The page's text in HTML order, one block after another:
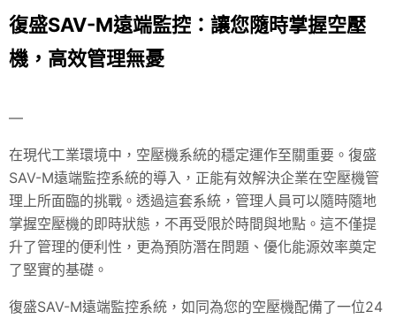
復盛SAV-M遠端監控：讓您隨時掌握空壓
機，高效管理無憂
—
在現代工業環境中，空壓機系統的穩定運作至關重要。復盛
SAV-M遠端監控系統的導入，正能有效解決企業在空壓機管
理上所面臨的挑戰。透過這套系統，管理人員可以隨時隨地
掌握空壓機的即時狀態，不再受限於時間與地點。這不僅提
升了管理的便利性，更為預防潛在問題、優化能源效率奠定
了堅實的基礎。
復盛SAV-M遠端監控系統，如同為您的空壓機配備了一位24